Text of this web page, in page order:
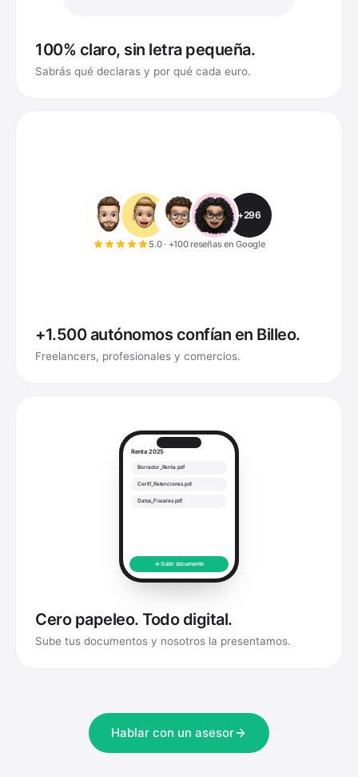
100% claro, sin letra pequeña.
Sabrás qué declaras y por qué cada euro.
+296
5.0 · +100 reseñas en Google
+1.500 autónomos confían en Billeo.
Freelancers, profesionales y comercios.
Renta 2025
Borrador_Renta.pdf
Certif_Retenciones.pdf
Datos_Fiscales.pdf
Subir documento
Cero papeleo. Todo digital.
Sube tus documentos y nosotros la presentamos.
Hablar con un asesor